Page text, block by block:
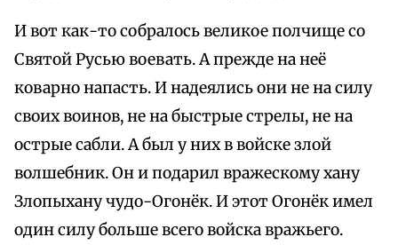
И вот как-то собралось великое полчище со
Святой Русью воевать. А прежде на неё
коварно напасть. И надеялись они не на силу
своих воинов, не на быстрые стрелы, не на
острые сабли. А был у них в войске злой
волшебник. Он и подарил вражескому хану
Злопыхану чудо-Огонёк. И этот Огонёк имел
один силу больше всего войска вражьего.